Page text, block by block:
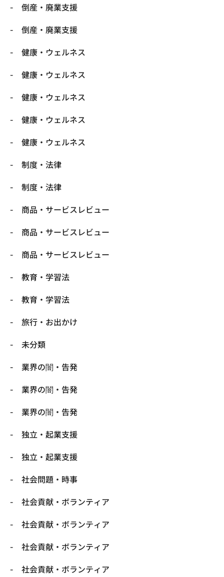
倒産・廃業支援
倒産・廃業支援
健康・ウェルネス
健康・ウェルネス
健康・ウェルネス
健康・ウェルネス
健康・ウェルネス
制度・法律
制度・法律
商品・サービスレビュー
商品・サービスレビュー
商品・サービスレビュー
教育・学習法
教育・学習法
旅行・お出かけ
未分類
業界の闇・告発
業界の闇・告発
業界の闇・告発
独立・起業支援
独立・起業支援
社会問題・時事
社会貢献・ボランティア
社会貢献・ボランティア
社会貢献・ボランティア
社会貢献・ボランティア